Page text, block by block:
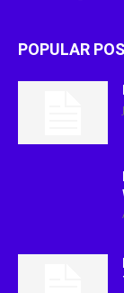
POPULAR